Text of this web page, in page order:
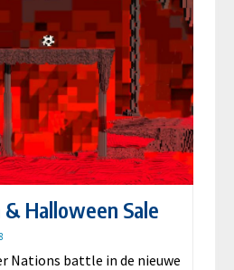
Halloween Sale
Nations battle in de nieuwe